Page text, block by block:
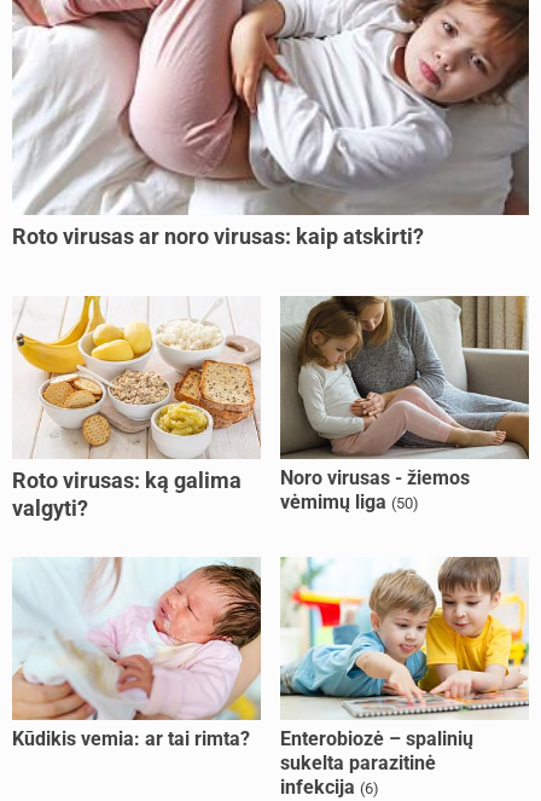
Roto virusas ar noro virusas: kaip atskirti?
Roto virusas: ką galima
valgyti?
Noro virusas - žiemos
vėmimų liga (50)
Kūdikis vemia: ar tai rimta?
Enterobiozė – spalinių
sukelta parazitinė
infekcija (6)